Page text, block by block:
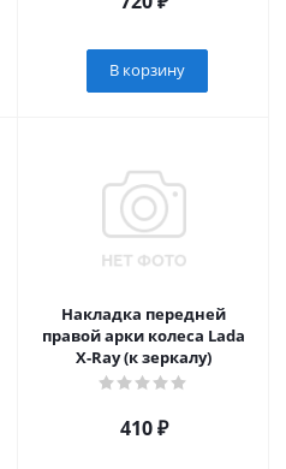
В корзину
Накладка передней
правой арки колеса Lada
X-Ray (к зеркалу)
410₽